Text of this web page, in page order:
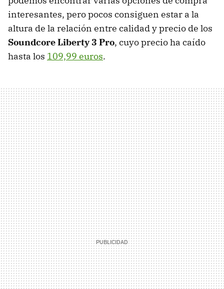
interesantes, pero pocos consiguen estar a la
altura de la relación entre calidad y precio de los
Soundcore Liberty 3 Pro, cuyo precio ha caído
hasta los 109,99 euros.